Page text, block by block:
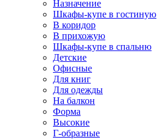
Назначение
Шкафы-купе в гостиную
В коридор
В прихожую
Шкафы-купе в спальню
Детские
Офисные
Для книг
Для одежды
На балкон
Форма
Высокие
Г-образные